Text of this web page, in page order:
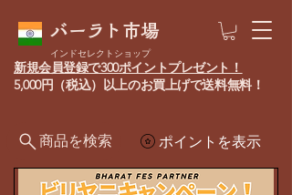
バーラト市場
ポイントを表示
新規会員登録で300ポイントプレゼント！
5,000円（税込）以上のお買上げで送料無料！
インドセレクトショップ
商品を検索